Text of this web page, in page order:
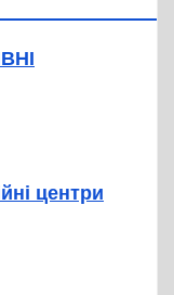
центри